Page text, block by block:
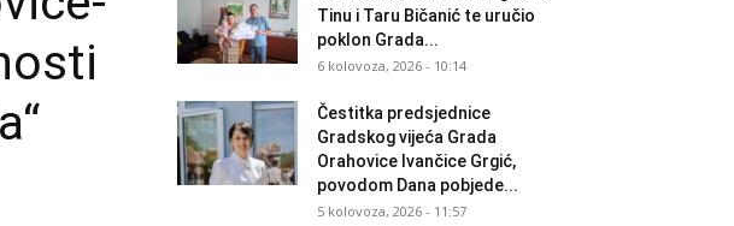
Tinu i Taru Bičanić te uručio
poklon Grada...
6 kolovoza, 2026 - 10:14
Čestitka predsjednice
Gradskog vijeća Grada
Orahovice Ivančice Grgić,
povodom Dana pobjede...
5 kolovoza, 2026 - 11:57